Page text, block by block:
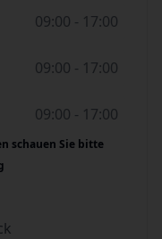
09:00 - 17:00
09:00 - 17:00
09:00 - 17:00
schauen Sie bitte